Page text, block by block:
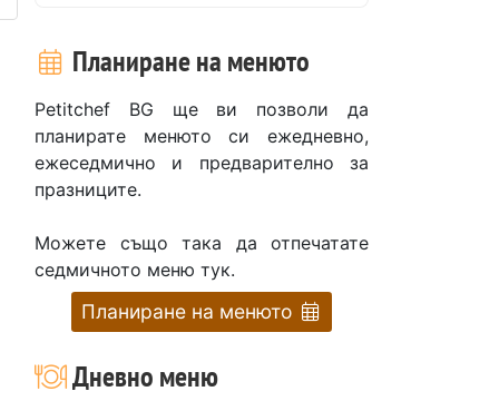
Планиране на менюто
Petitchef BG ще ви позволи да
планирате менюто си ежедневно,
ежеседмично и предварително за
празниците.
Можете също така да отпечатате
седмичното меню тук.
Планиране на менюто
Дневно меню